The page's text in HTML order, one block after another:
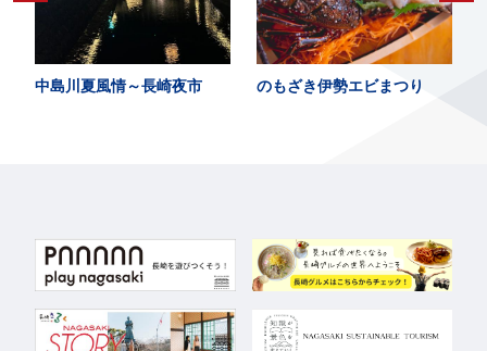
中島川夏風情～長崎夜市 のもざき伊勢エビまつり